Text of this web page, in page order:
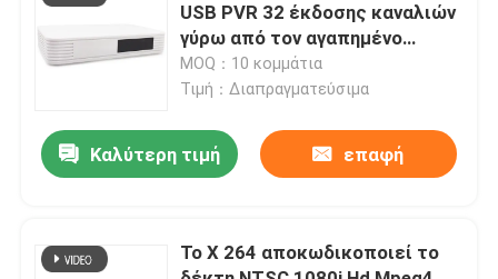
επαφή
Ζητήστε ένα απόσπασμα
Μετασχηματιστής DVBC
USB PVR 32 έκδοσης καναλιών
γύρω από τον αγαπημένο
μετασχηματιστή Ntsc ομάδας
MOQ：10 κομμάτια
Τιμή：Διαπραγματεύσιμα
Καλύτερη τιμή επαφή
Το Χ 264 αποκωδικοποιεί το